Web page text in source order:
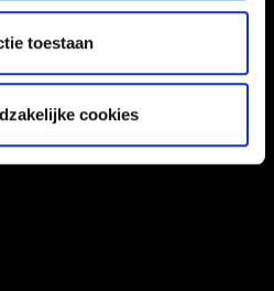
toestaan
cookies